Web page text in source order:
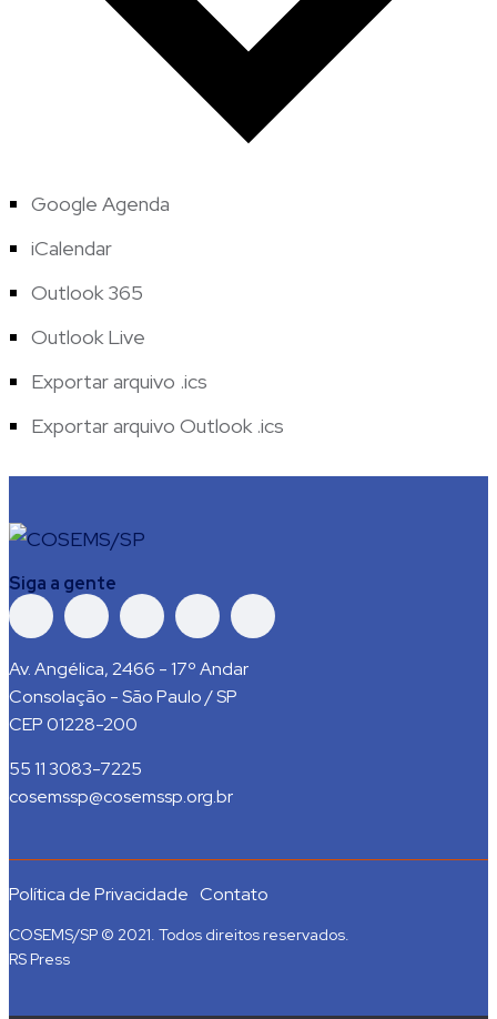
Google Agenda
iCalendar
Outlook 365
Outlook Live
Exportar arquivo .ics
Exportar arquivo Outlook .ics
Siga a gente
Av. Angélica, 2466 - 17º Andar
Consolação - São Paulo / SP
CEP 01228-200
55 11 3083-7225
cosemssp@cosemssp.org.br
Política de Privacidade Contato
COSEMS/SP © 2021. Todos direitos reservados.
RS Press